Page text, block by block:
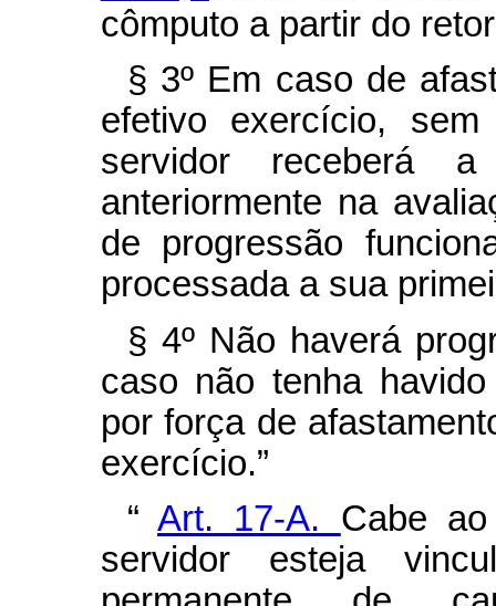
cômputo a partir do
§ 3º Em caso de
efetivo exercício,
servidor receberá
anteriormente na
de progressão
processada a sua
§ 4º Não haverá
caso não tenha
por força de
exercício.”
“Art. 17-A. Cabe
servidor esteja